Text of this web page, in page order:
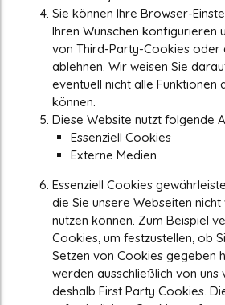
Sie können Ihre Browser-
Ihren Wünschen konfigurieren
von Third-Party-Cookies oder
ablehnen. Wir weisen Sie
eventuell nicht alle Funktionen
können.
Diese Website nutzt folgende
Essenziell Cookies
Externe Medien
Essenziell Cookies
die Sie unsere Webseiten
nutzen können. Zum Beispiel
Cookies, um festzustellen, ob
Setzen von Cookies gegeben
werden ausschließlich von uns
deshalb First Party Cookies.